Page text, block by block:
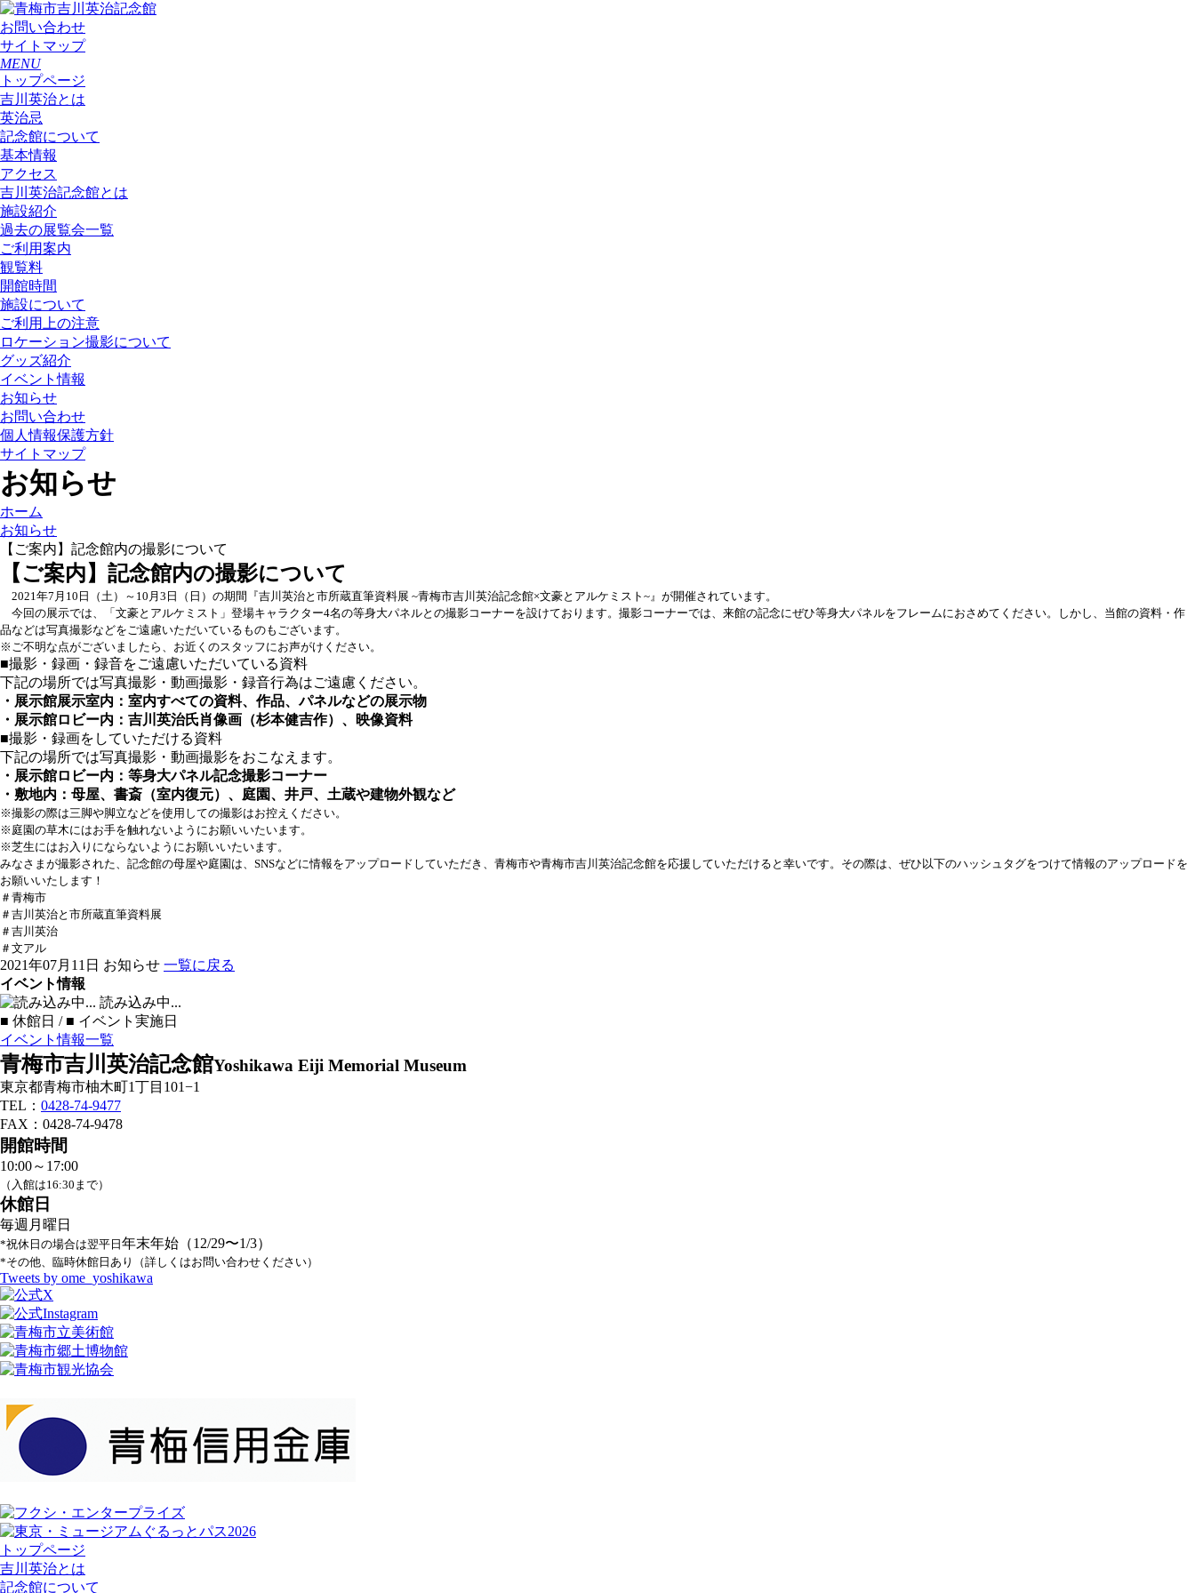
お問い合わせ
サイトマップ
MENU
トップページ
吉川英治とは
英治忌
記念館について
基本情報
アクセス
吉川英治記念館とは
施設紹介
過去の展覧会一覧
ご利用案内
観覧料
開館時間
施設について
ご利用上の注意
ロケーション撮影について
グッズ紹介
イベント情報
お知らせ
お問い合わせ
個人情報保護方針
サイトマップ
お知らせ
ホーム
お知らせ
【ご案内】記念館内の撮影について
【ご案内】記念館内の撮影について
2021年7月10日（土）～10月3日（日）の期間『吉川英治と市所蔵直筆資料展 ~青梅市吉川英治記念館×文豪とアルケミスト~』が開催されています。
今回の展示では、「文豪とアルケミスト」登場キャラクター4名の等身大パネルとの撮影コーナーを設けております。撮影コーナーでは、来館の記念にぜひ等身大パネルをフレームにおさめてください。しかし、当館の資料・作
品などは写真撮影などをご遠慮いただいているものもございます。
※ご不明な点がございましたら、お近くのスタッフにお声がけください。
■撮影・録画・録音をご遠慮いただいている資料
下記の場所では写真撮影・動画撮影・録音行為はご遠慮ください。
・展示館展示室内：室内すべての資料、作品、パネルなどの展示物
・展示館ロビー内：吉川英治氏肖像画（杉本健吉作）、映像資料
■撮影・録画をしていただける資料
下記の場所では写真撮影・動画撮影をおこなえます。
・展示館ロビー内：等身大パネル記念撮影コーナー
・敷地内：母屋、書斎（室内復元）、庭園、井戸、 土蔵や建物外観など
※撮影の際は三脚や脚立などを使用しての撮影はお控えください。
※庭園の草木にはお手を触れないようにお願いいたいます。
※芝生にはお入りにならないようにお願いいたいます。
みなさまが撮影された、記念館の母屋や庭園は、SNSなどに情報をアップロードしていただき、青梅市や青梅市吉川英治記念館を応援していただけると幸いです。その際は、ぜひ以下のハッシュタグをつけて情報のアップロードを
お願いいたします！
＃青梅市
＃吉川英治と市所蔵直筆資料展
＃吉川英治
＃文アル
2021年07月11日 お知らせ 一覧に戻る
イベント情報
読み込み中...
■ 休館日 / ■ イベント実施日
イベント情報一覧
青梅市吉川英治記念館Yoshikawa Eiji Memorial Museum
東京都青梅市柚木町1丁目101−1
TEL： 0428-74-9477
FAX：0428-74-9478
開館時間
10:00～17:00
（入館は16:30まで）
休館日
毎週月曜日
*祝休日の場合は翌平日 年末年始（12/29〜1/3）
*その他、臨時休館日あり（詳しくはお問い合わせください）
Tweets by ome_yoshikawa
トップページ
吉川英治とは
記念館について